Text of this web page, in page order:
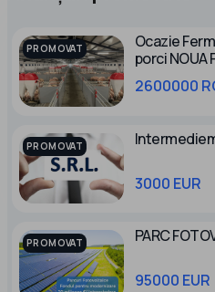
PROMOVAT
Ocazie
porci NOUA
2600000
PROMOVAT
3000 EUR
PROMOVAT PARC
95000 EUR